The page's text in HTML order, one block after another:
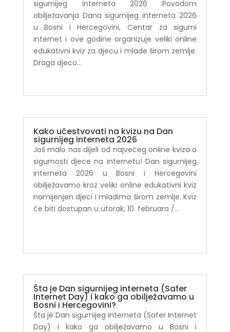
sigurnijeg interneta 2026 Povodom
obilježavanja Dana sigurnijeg interneta 2026
u Bosni i Hercegovini, Centar za sigurni
internet i ove godine organizuje veliki online
edukativni kviz za djecu i mlade širom zemlje.
Draga djeco...
Kako učestvovati na kvizu na Dan
sigurnijeg interneta 2026
Još malo nas dijeli od najvećeg online kviza o
sigurnosti djece na internetu! Dan sigurnijeg
interneta 2026 u Bosni i Hercegovini
obilježavamo kroz veliki online edukativni kviz
namijenjen djeci i mladima širom zemlje. Kviz
će biti dostupan u utorak, 10. februara /...
Šta je Dan sigurnijeg interneta (Safer
Internet Day) i kako ga obilježavamo u
Bosni i Hercegovini?
Šta je Dan sigurnijeg interneta (Safer Internet
Day) i kako ga obilježavamo u Bosni i